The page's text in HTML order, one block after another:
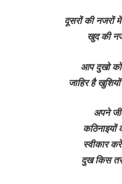
दूसरों की नजरों
खुद की
आप दुखो
जाहिर है
अपने
कठिनाइयों
स्वीकार
दुख किस